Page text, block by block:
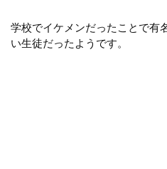
学校でイケメンだったことで有
い生徒だったようです。